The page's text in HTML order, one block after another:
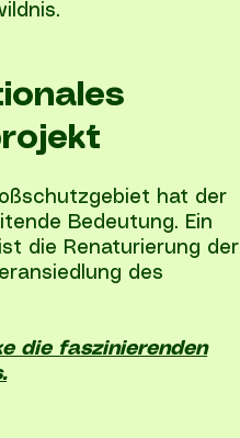
hat der
Bedeutung. Ein
die Renaturierung der
des
die faszinierenden